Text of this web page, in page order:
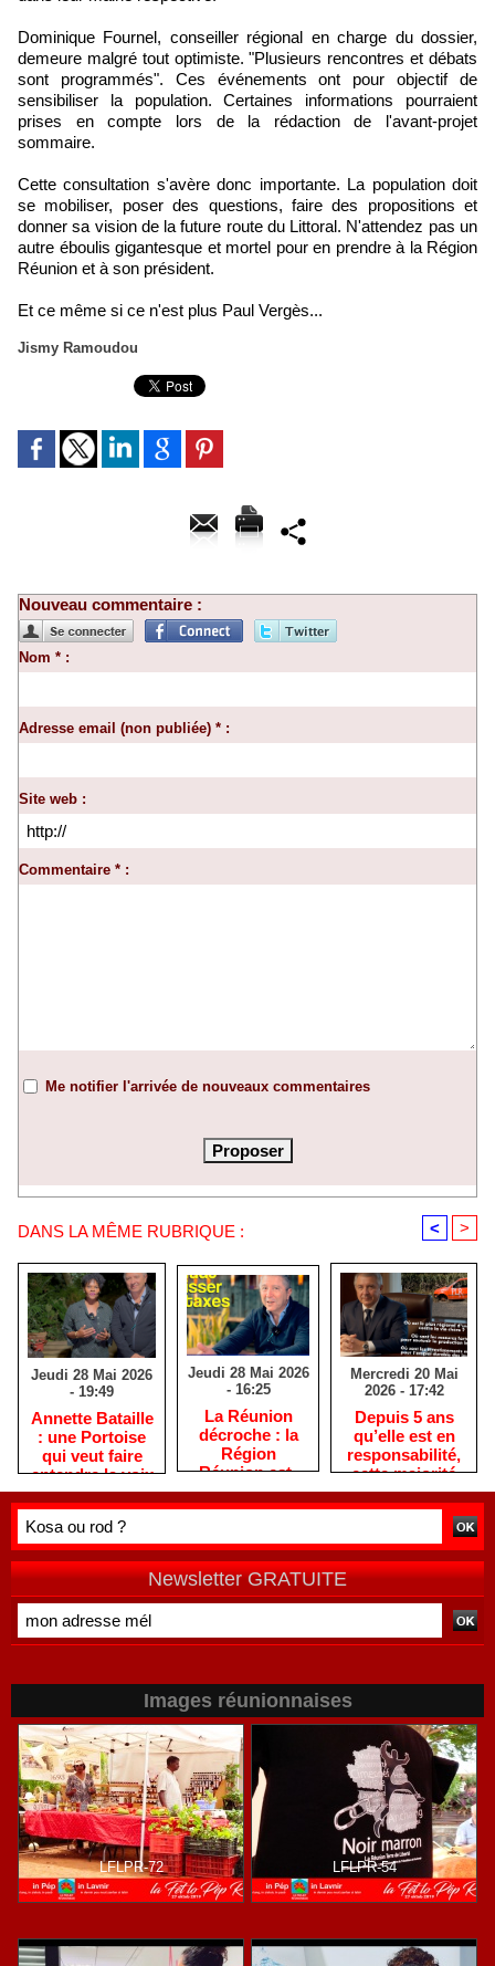
Dominique Fournel, conseiller régional en charge du dossier,
demeure malgré tout optimiste. "Plusieurs rencontres et débats
sont programmés". Ces événements ont pour objectif de
sensibiliser la population. Certaines informations pourraient
prises en compte lors de la rédaction de l'avant-projet
sommaire.
Cette consultation s'avère donc importante. La population doit
se mobiliser, poser des questions, faire des propositions et
donner sa vision de la future route du Littoral. N'attendez pas un
autre éboulis gigantesque et mortel pour en prendre à la Région
Réunion et à son président.
Et ce même si ce n'est plus Paul Vergès...
Jismy Ramoudou
Nouveau commentaire :
Nom * :
Adresse email (non publiée) * :
Site web :
Commentaire * :
Me notifier l'arrivée de nouveaux commentaires
DANS LA MÊME RUBRIQUE : < >
Jeudi 28 Mai 2026
- 19:49
​Annette Bataille
: une Portoise
qui veut faire
entendre la voix
des femmes
réunionnaises
Jeudi 28 Mai 2026
- 16:25
​La Réunion
décroche : la
Région
Réunion est-
elle devenue
une machine
?
Mercredi 20 Mai
2026 - 17:42
Depuis 5 ans
qu’elle est en
responsabilité,
cette majorité
PLR / LFI / PS
est immobile,
auto en panne !
Newsletter GRATUITE
Images réunionnaises
LFLPR-72 LFLPR-54